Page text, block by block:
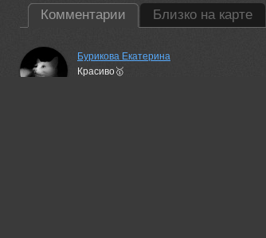
Комментарии Близко на карте
Бурикова Екатерина
Красиво🥇